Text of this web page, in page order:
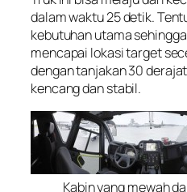
dalam waktu 25 detik.
kebutuhan utama
mencapai lokasi target
dengan tanjakan 30
kencang dan stabil.
Kabin yang mewah